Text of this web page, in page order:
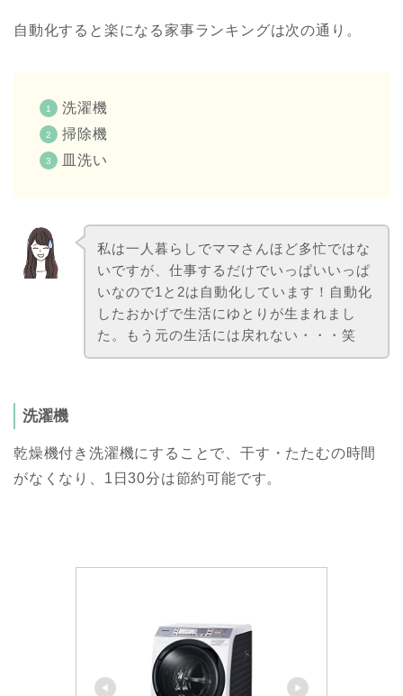
自動化すると楽になる家事ランキングは次の通り。
洗濯機
掃除機
皿洗い
私は一人暮らしでママさんほど多忙ではな
いですが、仕事するだけでいっぱいいっぱ
いなので1と2は自動化しています！自動化
したおかげで生活にゆとりが生まれまし
た。もう元の生活には戻れない・・・笑
洗濯機
乾燥機付き洗濯機にすることで、干す・たたむの時間
がなくなり、1日30分は節約可能です。